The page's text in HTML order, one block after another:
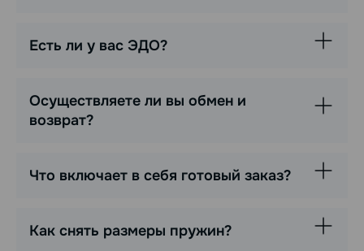
Есть ли у вас ЭДО?
Осуществляете ли вы обмен и
возврат?
Что включает в себя готовый заказ?
Как снять размеры пружин?